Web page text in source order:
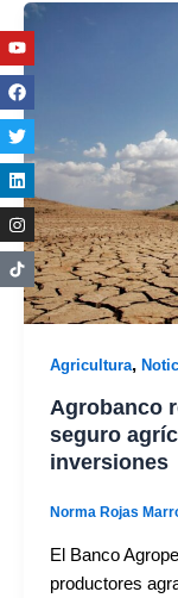
Agricultura,
Agrobanco
seguro
inversiones
Norma Rojas
El Banco
productores
Youtube
Facebook
Twitter
Linkedin
Instagram